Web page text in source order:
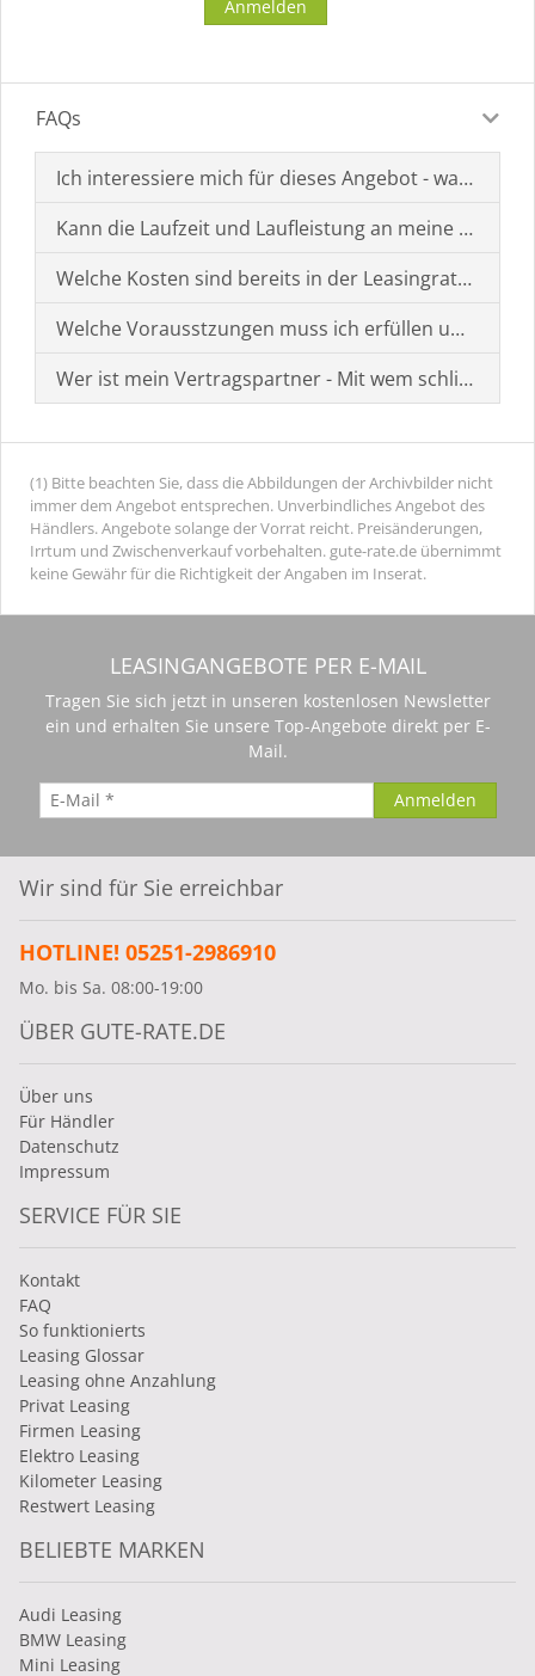
FAQs
Ich interessiere mich für dieses Angebot - was muss
Kann die Laufzeit und Laufleistung an meine
Welche Kosten sind bereits in der Leasingrate
Welche Vorausstzungen muss ich erfüllen um einen
Wer ist mein Vertragspartner - Mit wem schließe ich
(1) Bitte beachten Sie, dass die Abbildungen der Archivbilder nicht
immer dem Angebot entsprechen. Unverbindliches Angebot des
Händlers. Angebote solange der Vorrat reicht. Preisänderungen,
Irrtum und Zwischenverkauf vorbehalten. gute-rate.de übernimmt
keine Gewähr für die Richtigkeit der Angaben im Inserat.
LEASINGANGEBOTE PER E-MAIL
Tragen Sie sich jetzt in unseren kostenlosen Newsletter
ein und erhalten Sie unsere Top-Angebote direkt per E-
Mail.
Wir sind für Sie erreichbar
HOTLINE! 05251-2986910
Mo. bis Sa. 08:00-19:00
ÜBER GUTE-RATE.DE
Über uns
Für Händler
Datenschutz
Impressum
SERVICE FÜR SIE
Kontakt
FAQ
So funktionierts
Leasing Glossar
Leasing ohne Anzahlung
Privat Leasing
Firmen Leasing
Elektro Leasing
Kilometer Leasing
Restwert Leasing
BELIEBTE MARKEN
Audi Leasing
BMW Leasing
Mini Leasing